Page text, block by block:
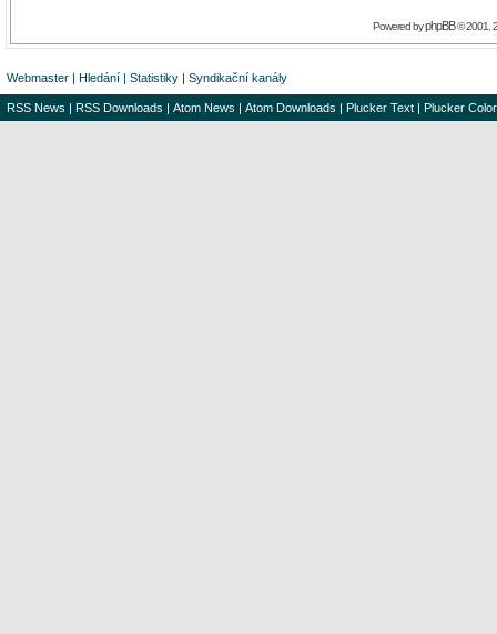
Powered byphpBB© 2001,
Webmaster | Hledání | Statistiky | Syndikační kanály
RSS News | RSS Downloads | Atom News | Atom Downloads | Plucker Text | Plucker Color